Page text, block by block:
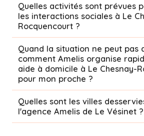
Quelles activités sont prévues
les interactions sociales à Le
Rocquencourt ?
Quand la situation ne peut pas
comment Amelis organise
aide à domicile à Le Chesnay-Rocquencourt
pour mon proche ?
Quelles sont les villes
l'agence Amelis de Le Vésinet ?